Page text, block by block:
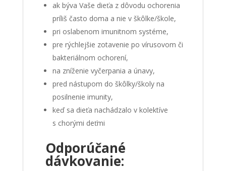
ak býva Vaše dieťa z dôvodu ochorenia
príliš často doma a nie v škôlke/škole,
pri oslabenom imunitnom systéme,
pre rýchlejšie zotavenie po vírusovom či
bakteriálnom ochorení,
na zníženie vyčerpania a únavy,
pred nástupom do škôlky/školy na
posilnenie imunity,
keď sa dieťa nachádzalo v kolektíve
s chorými deťmi
Odporúčané
dávkovanie: